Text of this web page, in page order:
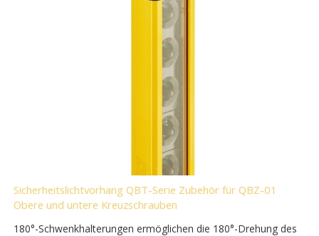
Sicherheitslichtvorhang QBT-Serie Zubehör für QBZ-01
Obere und untere Kreuzschrauben
180°-Schwenkhalterungen ermöglichen die 180°-Drehung des